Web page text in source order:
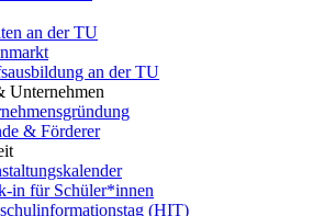
an der TU
an der TU
Unternehmen
& Förderer
in für Schüler*innen
(HIT)